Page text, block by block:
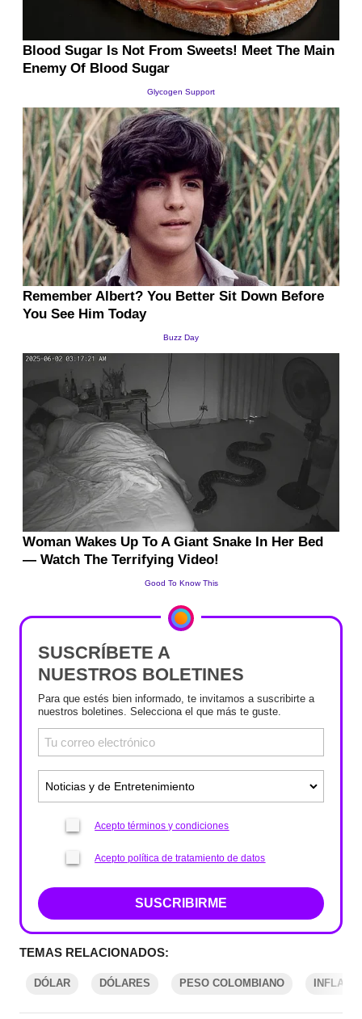
SUSCRÍBETE A
NUESTROS BOLETINES
Para que estés bien informado, te invitamos a suscribirte a
nuestros boletines. Selecciona el que más te guste.
Acepto términos y condiciones
Acepto política de tratamiento de datos
SUSCRIBIRME
TEMAS RELACIONADOS:
DÓLAR DÓLARES PESO COLOMBIANO